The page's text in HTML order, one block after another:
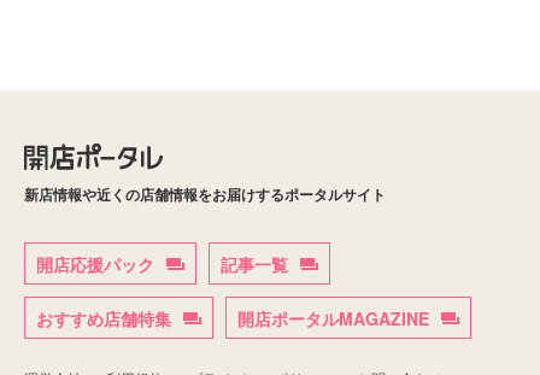
新店情報や近くの店舗情報をお届けするポータルサイト
開店応援パック 記事一覧
おすすめ店舗特集 開店ポータルMAGAZINE